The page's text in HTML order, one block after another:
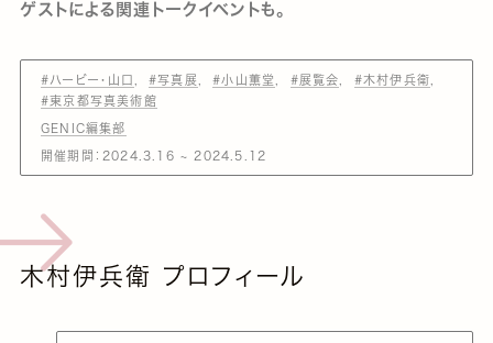
ゲストによる関連トークイベントも。
#ハービー・山口 #写真展 #小山薫堂 #展覧会
#木村伊兵衛
#東京都写真美術館
GENIC編集部
開催期間：2024.3.16 ~ 2024.5.12
木村伊兵衛 プロフィール